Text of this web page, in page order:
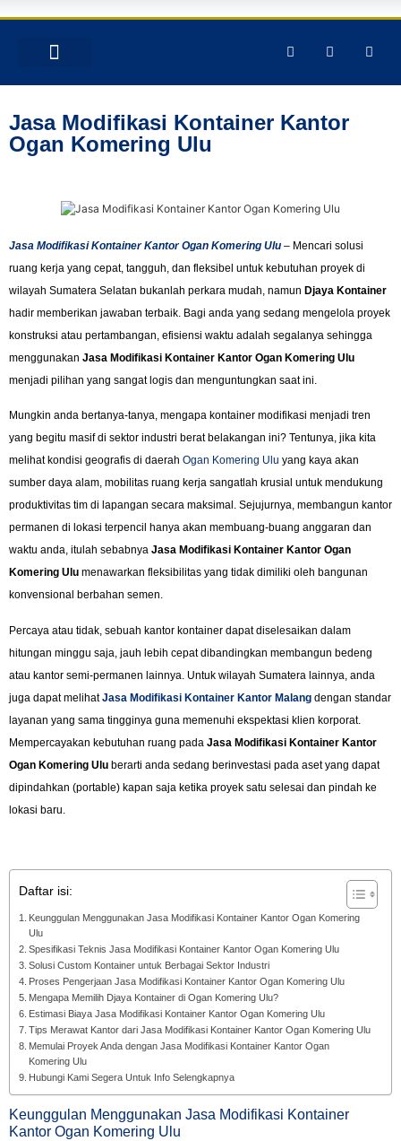
Jasa Modifikasi Kontainer Kantor
Ogan Komering Ulu
Jasa Modifikasi Kontainer Kantor Ogan Komering Ulu – Mencari solusi
ruang kerja yang cepat, tangguh, dan fleksibel untuk kebutuhan proyek di
wilayah Sumatera Selatan bukanlah perkara mudah, namun Djaya Kontainer
hadir memberikan jawaban terbaik. Bagi anda yang sedang mengelola proyek
konstruksi atau pertambangan, efisiensi waktu adalah segalanya sehingga
menggunakan Jasa Modifikasi Kontainer Kantor Ogan Komering Ulu
menjadi pilihan yang sangat logis dan menguntungkan saat ini.
Mungkin anda bertanya-tanya, mengapa kontainer modifikasi menjadi tren
yang begitu masif di sektor industri berat belakangan ini? Tentunya, jika kita
melihat kondisi geografis di daerah Ogan Komering Ulu yang kaya akan
sumber daya alam, mobilitas ruang kerja sangatlah krusial untuk mendukung
produktivitas tim di lapangan secara maksimal. Sejujurnya, membangun kantor
permanen di lokasi terpencil hanya akan membuang-buang anggaran dan
waktu anda, itulah sebabnya Jasa Modifikasi Kontainer Kantor Ogan
Komering Ulu menawarkan fleksibilitas yang tidak dimiliki oleh bangunan
konvensional berbahan semen.
Percaya atau tidak, sebuah kantor kontainer dapat diselesaikan dalam
hitungan minggu saja, jauh lebih cepat dibandingkan membangun bedeng
atau kantor semi-permanen lainnya. Untuk wilayah Sumatera lainnya, anda
juga dapat melihatJasa Modifikasi Kontainer Kantor Malang dengan standar
layanan yang sama tingginya guna memenuhi ekspektasi klien korporat.
Mempercayakan kebutuhan ruang pada Jasa Modifikasi Kontainer Kantor
Ogan Komering Ulu berarti anda sedang berinvestasi pada aset yang dapat
dipindahkan (portable) kapan saja ketika proyek satu selesai dan pindah ke
lokasi baru.
Daftar isi:
Keunggulan Menggunakan Jasa Modifikasi Kontainer Kantor Ogan Komering
Ulu
Spesifikasi Teknis Jasa Modifikasi Kontainer Kantor Ogan Komering Ulu
Solusi Custom Kontainer untuk Berbagai Sektor Industri
Proses Pengerjaan Jasa Modifikasi Kontainer Kantor Ogan Komering Ulu
Mengapa Memilih Djaya Kontainer di Ogan Komering Ulu?
Estimasi Biaya Jasa Modifikasi Kontainer Kantor Ogan Komering Ulu
Tips Merawat Kantor dari Jasa Modifikasi Kontainer Kantor Ogan Komering Ulu
Memulai Proyek Anda dengan Jasa Modifikasi Kontainer Kantor Ogan
Komering Ulu
Hubungi Kami Segera Untuk Info Selengkapnya
Keunggulan Menggunakan Jasa Modifikasi Kontainer
Kantor Ogan Komering Ulu